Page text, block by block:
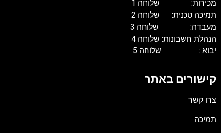
מכירות: שלוחה 1
תמיכה טכנית: שלוחה 2
מעבדה: שלוחה 3
הנהלת חשבונות: שלוחה 4
יבוא : שלוחה 5
קישורים באתר
צרו קשר
תמיכה